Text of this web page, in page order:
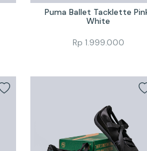
Puma Ballet Tacklette
White
Rp 1.999.000